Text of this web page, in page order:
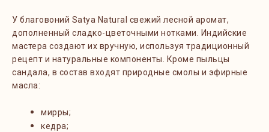
У благовоний Satya Natural свежий лесной аромат,
дополненный сладко-цветочными нотками. Индийские
мастера создают их вручную, используя традиционный
рецепт и натуральные компоненты. Кроме пыльцы
сандала, в состав входят природные смолы и эфирные
масла:
мирры;
кедра;